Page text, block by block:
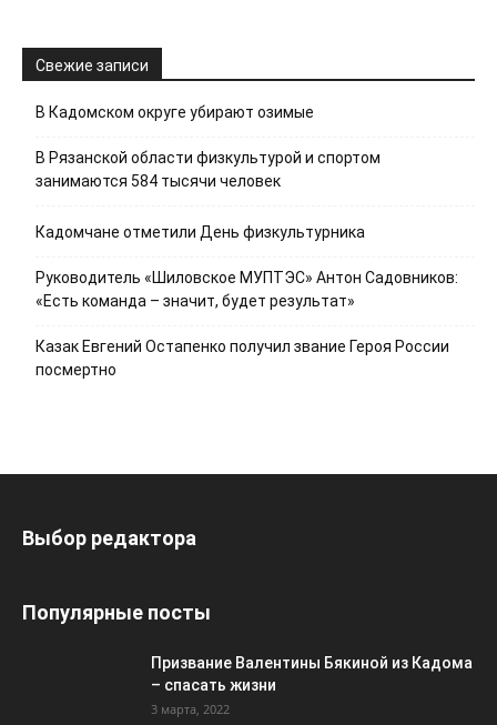
Свежие записи
В Кадомском округе убирают озимые
В Рязанской области физкультурой и спортом
занимаются 584 тысячи человек
Кадомчане отметили День физкультурника
Руководитель «Шиловское МУПТЭС» Антон Садовников:
«Есть команда – значит, будет результат»
Казак Евгений Остапенко получил звание Героя России
посмертно
Выбор редактора
Популярные посты
Призвание Валентины Бякиной из Кадома
– спасать жизни
3 марта, 2022